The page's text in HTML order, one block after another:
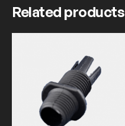
Related products